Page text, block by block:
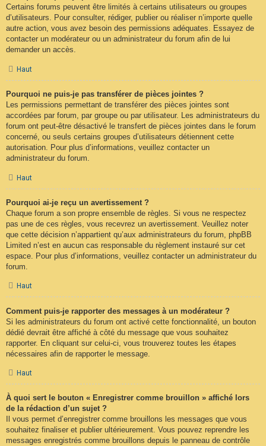
Certains forums peuvent être limités à certains utilisateurs ou groupes
d’utilisateurs. Pour consulter, rédiger, publier ou réaliser n’importe quelle
autre action, vous avez besoin des permissions adéquates. Essayez de
contacter un modérateur ou un administrateur du forum afin de lui
demander un accès.
Haut
Pourquoi ne puis-je pas transférer de pièces jointes ?
Les permissions permettant de transférer des pièces jointes sont
accordées par forum, par groupe ou par utilisateur. Les administrateurs du
forum ont peut-être désactivé le transfert de pièces jointes dans le forum
concerné, ou seuls certains groupes d’utilisateurs détiennent cette
autorisation. Pour plus d’informations, veuillez contacter un
administrateur du forum.
Haut
Pourquoi ai-je reçu un avertissement ?
Chaque forum a son propre ensemble de règles. Si vous ne respectez
pas une de ces règles, vous recevrez un avertissement. Veuillez noter
que cette décision n’appartient qu’aux administrateurs du forum, phpBB
Limited n’est en aucun cas responsable du règlement instauré sur cet
espace. Pour plus d’informations, veuillez contacter un administrateur du
forum.
Haut
Comment puis-je rapporter des messages à un modérateur ?
Si les administrateurs du forum ont activé cette fonctionnalité, un bouton
dédié devrait être affiché à côté du message que vous souhaitez
rapporter. En cliquant sur celui-ci, vous trouverez toutes les étapes
nécessaires afin de rapporter le message.
Haut
À quoi sert le bouton « Enregistrer comme brouillon » affiché lors
de la rédaction d’un sujet ?
Il vous permet d’enregistrer comme brouillons les messages que vous
souhaitez finaliser et publier ultérieurement. Vous pouvez reprendre les
messages enregistrés comme brouillons depuis le panneau de contrôle